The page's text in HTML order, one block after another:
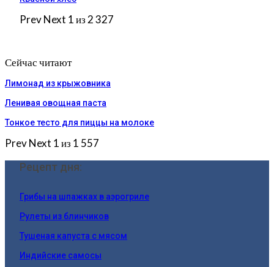
PrevNext 1 из 2 327
Сейчас читают
Лимонад из крыжовника
Ленивая овощная паста
Тонкое тесто для пиццы на молоке
PrevNext 1 из 1 557
Рецепт дня:
Грибы на шпажках в аэрогриле
Рулеты из блинчиков
Тушеная капуста с мясом
Индийские самосы